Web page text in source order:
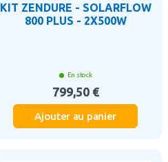
KIT ZENDURE - SOLARFLOW
800 PLUS - 2X500W
En stock
799,50 €
Ajouter au panier